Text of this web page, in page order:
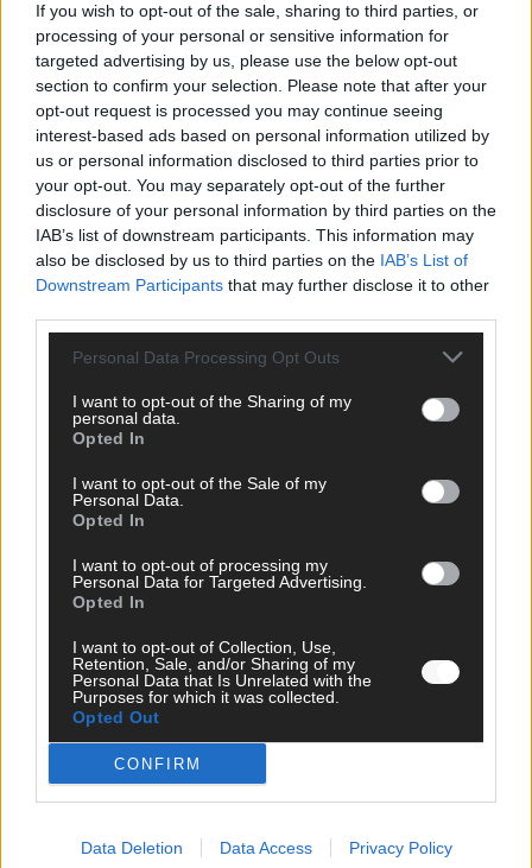
If you wish to opt-out of the sale, sharing to third parties, or
processing of your personal or sensitive information for
targeted advertising by us, please use the below opt-out
section to confirm your selection. Please note that after your
opt-out request is processed you may continue seeing
interest-based ads based on personal information utilized by
us or personal information disclosed to third parties prior to
your opt-out. You may separately opt-out of the further
disclosure of your personal information by third parties on the
IAB’s list of downstream participants. This information may
also be disclosed by us to third parties on the IAB’s List of
Downstream Participants that may further disclose it to other
Personal Data Processing Opt Outs
I want to opt-out of the Sharing of my
personal data.
Opted In
I want to opt-out of the Sale of my
Personal Data.
Opted In
I want to opt-out of processing my
Personal Data for Targeted Advertising.
Opted In
I want to opt-out of Collection, Use,
Retention, Sale, and/or Sharing of my
Personal Data that Is Unrelated with the
Purposes for which it was collected.
Opted Out
CONFIRM
Data Deletion Data Access Privacy Policy
EXTRA
Europa-Park 2026: 18 Themenbereiche, Sallys Café,
Westernbrauerei und Snorri im Kino
Juni 2026
KOMMENTAR
ESC 2026: Ein Sieger, der klar überzeugt – und eine
Debatte, die nicht aufhört
Mai 2026
Bulgarien gewinnt den Eurovision Song Contest 2026 – das
große Abschlussbild aus Wien
EUROVISION
Das Papierboot kommt aus Basel: JJ eröffnet das ESC-
Finale in Wien – alle Show-Highlights
Mai 2026
EUROVISION
Startreihenfolge des ESC-Finales 2026 im Überblick
Mai 2026
ANZEIGE